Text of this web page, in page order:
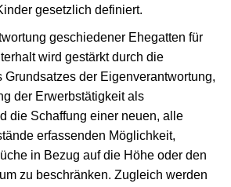
gesetzlich definiert.
geschiedener Ehegatten für
wird gestärkt durch die
Grundsatzes der Eigenverantwortung,
der Erwerbstätigkeit als
die Schaffung einer neuen, alle
erfassenden Möglichkeit,
in Bezug auf die Höhe oder den
zu beschränken. Zugleich werden